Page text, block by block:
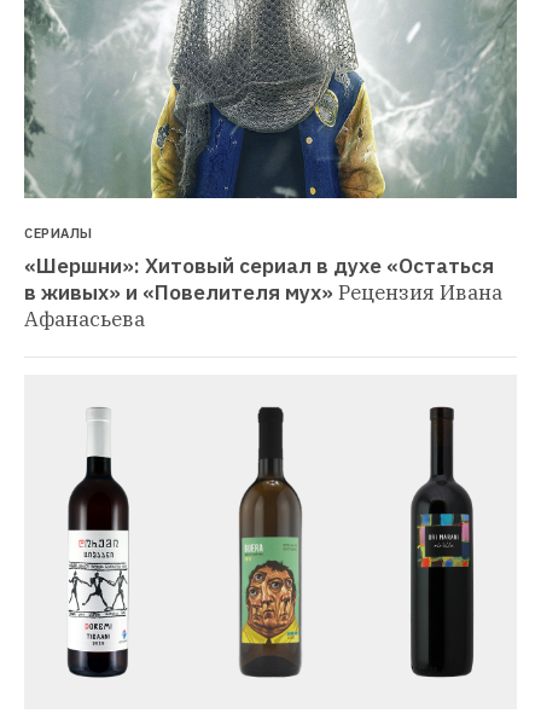
СЕРИАЛЫ
«Шершни»: Хитовый сериал в духе «Остаться
в живых» и «Повелителя мух» Рецензия Ивана
Афанасьева